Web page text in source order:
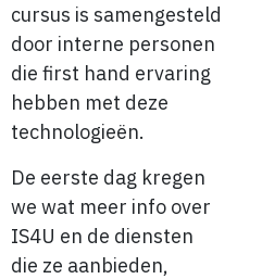
cursus is samengesteld
door interne personen
die first hand ervaring
hebben met deze
technologieën.
De eerste dag kregen
we wat meer info over
IS4U en de diensten
die ze aanbieden,